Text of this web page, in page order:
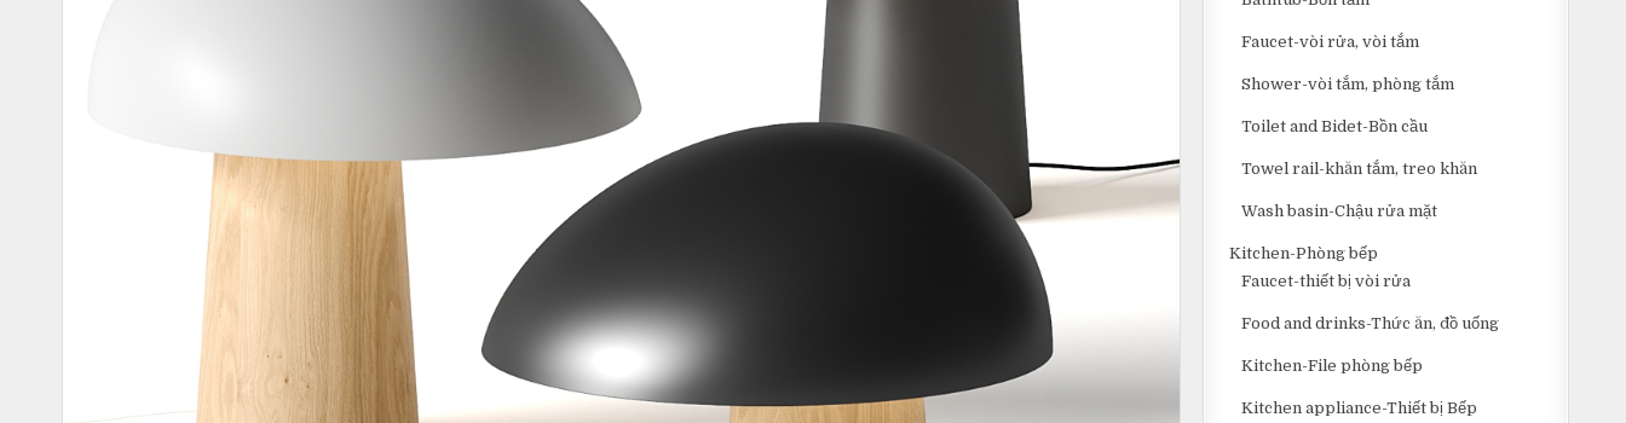
Faucet-vòi rửa, vòi tắm
Shower-vòi tắm, phòng tắm
Toilet and Bidet-Bồn cầu
Towel rail-khăn tắm, treo khăn
Wash basin-Chậu rửa mặt
Kitchen-Phòng bếp
Faucet-thiết bị vòi rửa
Food and drinks-Thức ăn, đồ uống
Kitchen-File phòng bếp
Kitchen appliance-Thiết bị Bếp